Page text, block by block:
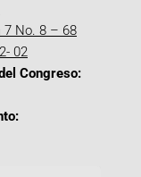
7 No. 8 – 68
02
Congreso: